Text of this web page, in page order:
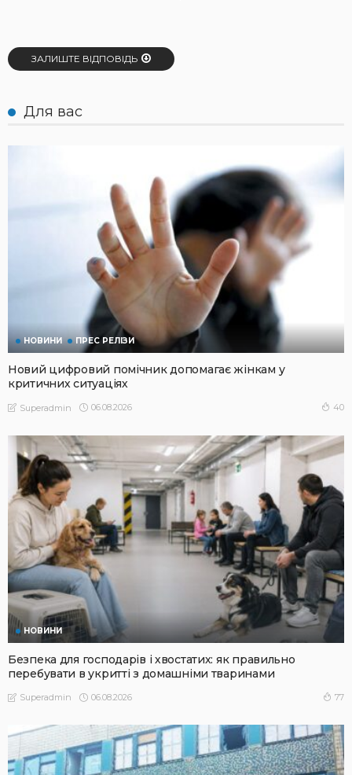
ЗАЛИШТЕ ВІДПОВІДЬ
Для вас
НОВИНИ ПРЕС РЕЛІЗИ
Новий цифровий помічник допомагає жінкам у
критичних ситуаціях
Superadmin 06.08.2026 40
НОВИНИ
Безпека для господарів і хвостатих: як правильно
перебувати в укритті з домашніми тваринами
Superadmin 06.08.2026 77